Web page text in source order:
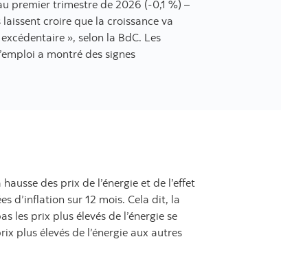
premier trimestre de 2026 (-0,1 %) –
croire que la croissance va
», selon la BdC. Les
a montré des signes
des prix de l’énergie et de l’effet
d’inflation sur 12 mois. Cela dit, la
les prix plus élevés de l’énergie se
plus élevés de l’énergie aux autres